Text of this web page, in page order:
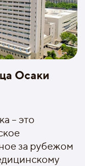
Осаки
– это
за рубежом